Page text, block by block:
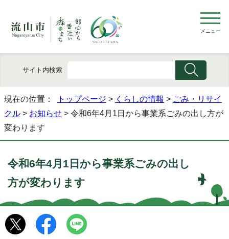
メニュー
サイト内検索
現在の位置： トップページ > くらしの情報 > ごみ・リサイ
クル > お知らせ > 令和6年4月1日から事業系ごみの出し方が
変わります
令和6年4月1日から事業系ごみの出し
方が変わります